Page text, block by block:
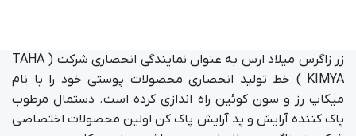
زر زاگرس میلاد ارس به عنوان نمایندگی انحصاری شرکت ( TAHA
KIMYA ) خط تولید انحصاری محصولات پوستی خود را با نام
میکاپ رز و سون کوئین راه اندازی کرده است. دستمال مرطوب
پاک کننده آرایش و پد آرایش پاک کن اولین محصولات اختصاصی